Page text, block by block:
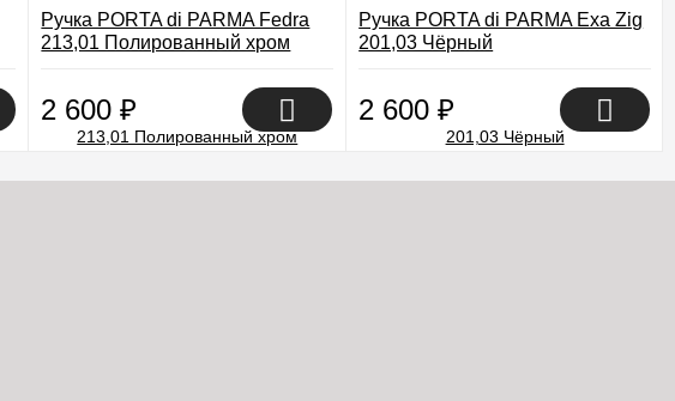
Ручка PORTA di PARMA Fedra
213,01 Полированный хром
2 600₽
Ручка PORTA di PARMA Exa Zig
201,03 Чёрный
2 600₽